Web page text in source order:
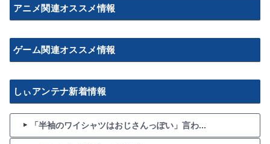
アニメ関連オススメ情報
ゲーム関連オススメ情報
しぃアンテナ新着情報
「半袖のワイシャツはおじさんっぽい」言わ...